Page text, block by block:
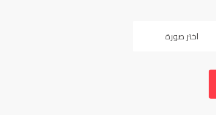
اختر صورة